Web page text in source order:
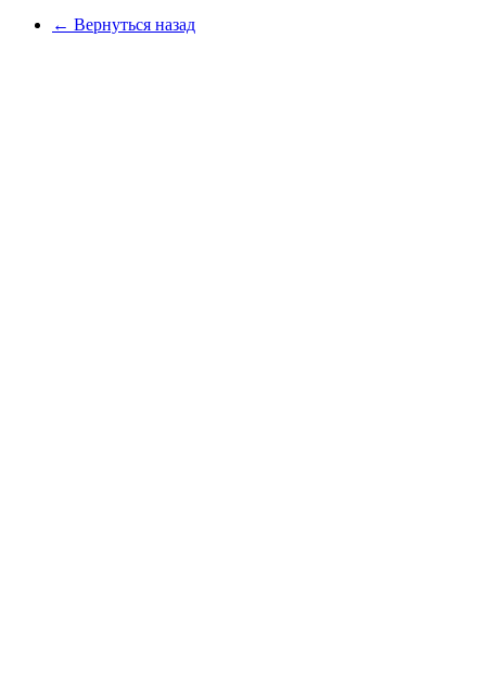
← Вернуться назад